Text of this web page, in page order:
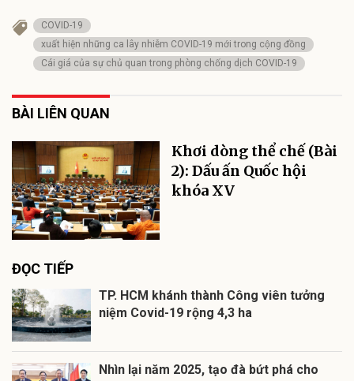
COVID-19
xuất hiện những ca lây nhiễm COVID-19 mới trong cộng đồng
Cái giá của sự chủ quan trong phòng chống dịch COVID-19
BÀI LIÊN QUAN
Khơi dòng thể chế (Bài
2): Dấu ấn Quốc hội
khóa XV
ĐỌC TIẾP
TP. HCM khánh thành Công viên tưởng
niệm Covid-19 rộng 4,3 ha
Nhìn lại năm 2025, tạo đà bứt phá cho